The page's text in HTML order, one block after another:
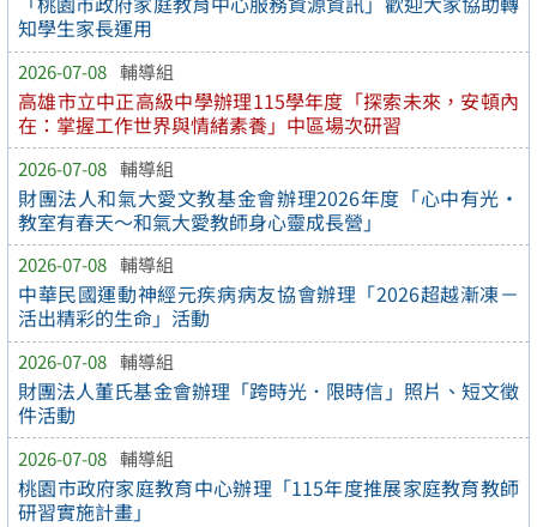
知學生家長運用
2026-07-08 輔導組
高雄市立中正高級中學辦理115學年度「探索未來，安頓內
在：掌握工作世界與情緒素養」中區場次研習
2026-07-08 輔導組
財團法人和氣大愛文教基金會辦理2026年度「心中有光・
教室有春天～和氣大愛教師身心靈成長營」
2026-07-08 輔導組
中華民國運動神經元疾病病友協會辦理「2026超越漸凍－
活出精彩的生命」活動
2026-07-08 輔導組
財團法人董氏基金會辦理「跨時光．限時信」照片、短文徵
件活動
2026-07-08 輔導組
桃園市政府家庭教育中心辦理「115年度推展家庭教育教師
研習實施計畫」